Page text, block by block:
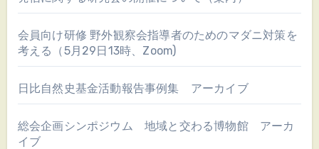
会員向け研修 野外観察会指導者のためのマダニ対策を
考える（5月29日13時、Zoom)
日比自然史基金活動報告事例集 アーカイブ
総会企画シンポジウム 地域と交わる博物館 アーカ
イブ